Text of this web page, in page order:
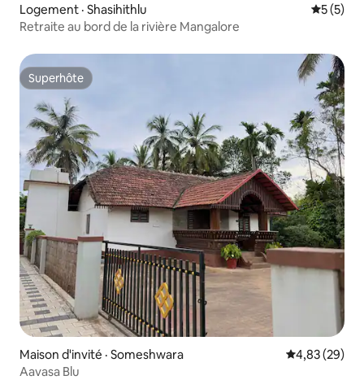
Logement · Shasihithlu Note
5 (5)
Retraite au bord de la rivière Mangalore
Superhôte
Superhôte
Maison d'invité · Someshwara Note
4,83 (29)
Aavasa Blu